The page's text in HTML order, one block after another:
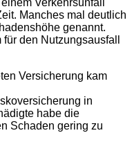
Verkehrsunfall
Manches mal deutlich
genannt.
den Nutzungsausfall
Versicherung kam
in
habe die
Schaden gering zu